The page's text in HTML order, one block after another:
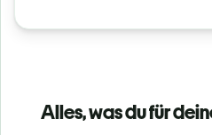
Alles, was du für